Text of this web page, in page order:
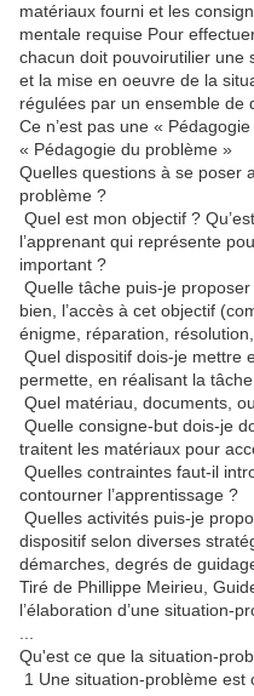
matériaux fourni et les
mentale requise Pour
chacun doit pouvoirutilier une
et la mise en oeuvre de la
régulées par un ensemble de
Ce n’est pas une «
« Pédagogie du problème »
Quelles questions à se poser
problème ?
Quel est mon objectif ?
l’apprenant qui représente
important ?
Quelle tâche puis-je
bien, l’accès à cet objectif
énigme, réparation,
Quel dispositif dois-je mettre
permette, en réalisant la
Quel matériau, documents,
Quelle consigne-but dois-je
traitent les matériaux pour
Quelles contraintes faut-il
contourner l’apprentissage ?
Quelles activités puis-je
dispositif selon diverses
démarches, degrés de
Tiré de Phillippe Meirieu,
l’élaboration d’une situation-
Qu'est ce que la situation-
1 Une situation-problème est